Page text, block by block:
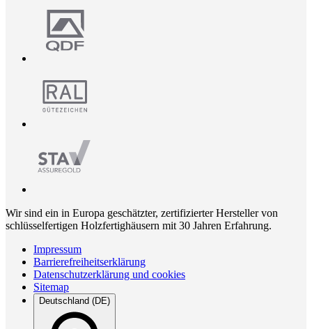
Wir sind ein in Europa geschätzter, zertifizierter Hersteller von
schlüsselfertigen Holzfertighäusern mit 30 Jahren Erfahrung.
Impressum
Barrierefreiheitserklärung
Datenschutzerklärung und cookies
Sitemap
Deutschland (DE)